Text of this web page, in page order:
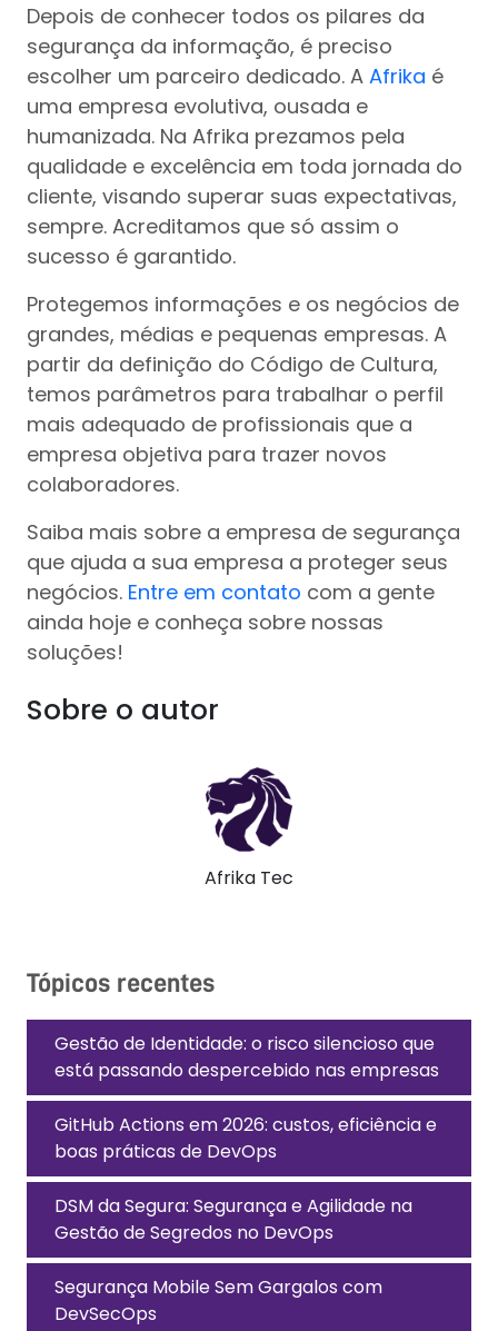
Depois de conhecer todos os pilares da
segurança da informação, é preciso
escolher um parceiro dedicado. A Afrika é
uma empresa evolutiva, ousada e
humanizada. Na Afrika prezamos pela
qualidade e excelência em toda jornada do
cliente, visando superar suas expectativas,
sempre. Acreditamos que só assim o
sucesso é garantido.
Protegemos informações e os negócios de
grandes, médias e pequenas empresas. A
partir da definição do Código de Cultura,
temos parâmetros para trabalhar o perfil
mais adequado de profissionais que a
empresa objetiva para trazer novos
colaboradores.
Saiba mais sobre a empresa de segurança
que ajuda a sua empresa a proteger seus
negócios. Entre em contato com a gente
ainda hoje e conheça sobre nossas
soluções!
Sobre o autor
Afrika Tec
Tópicos recentes
Gestão de Identidade: o risco silencioso que
está passando despercebido nas empresas
GitHub Actions em 2026: custos, eficiência e
boas práticas de DevOps
DSM da Segura: Segurança e Agilidade na
Gestão de Segredos no DevOps
Segurança Mobile Sem Gargalos com
DevSecOps